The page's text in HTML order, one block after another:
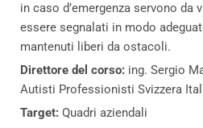
in caso d’emergenza servono da
essere segnalati in modo
mantenuti liberi da ostacoli.
Direttore del corso: ing. Sergio
Autisti Professionisti Svizzera
Target: Quadri aziendali